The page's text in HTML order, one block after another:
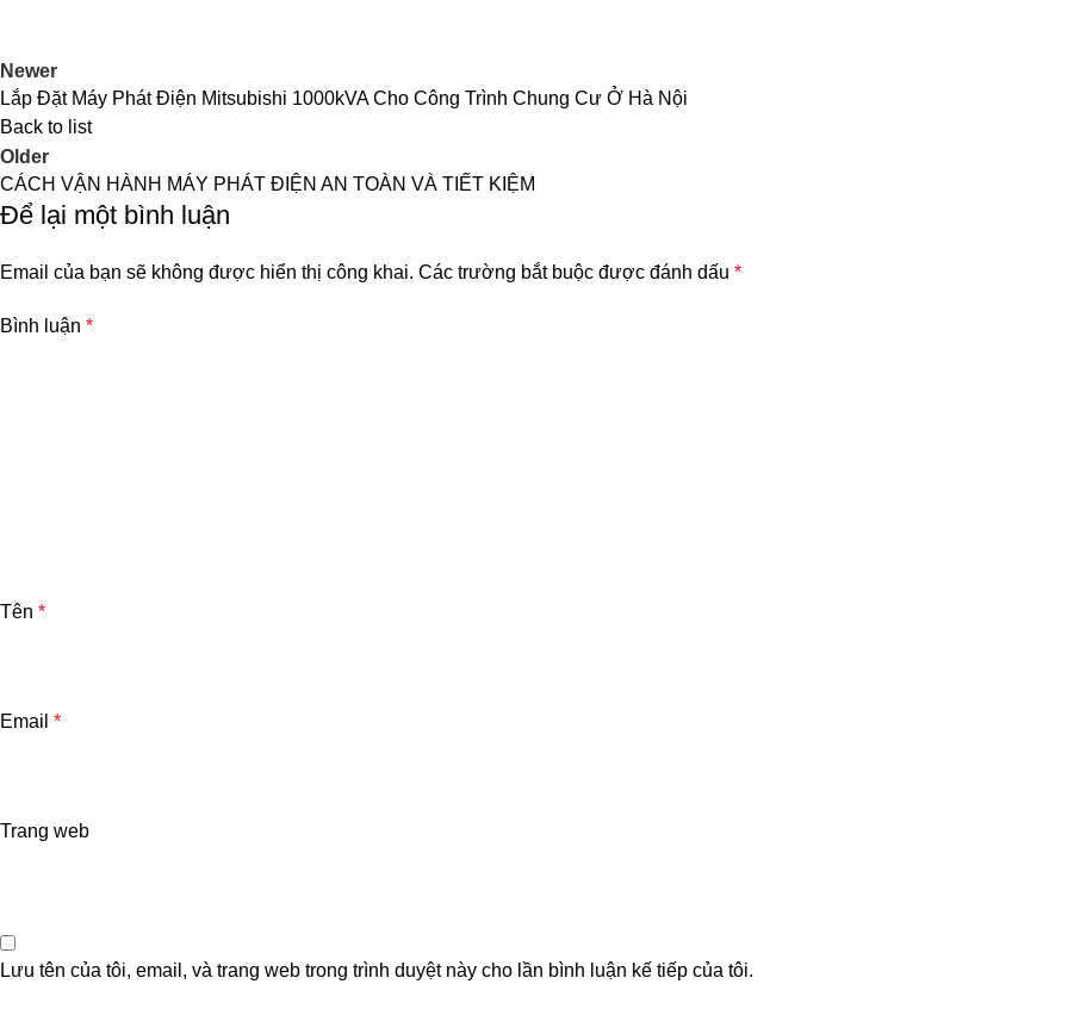
Newer
Lắp Đặt Máy Phát Điện Mitsubishi 1000kVA Cho Công Trình Chung Cư Ở Hà Nội
Back to list
Older
CÁCH VẬN HÀNH MÁY PHÁT ĐIỆN AN TOÀN VÀ TIẾT KIỆM
Để lại một bình luận
Email của bạn sẽ không được hiển thị công khai. Các trường bắt buộc được đánh dấu *
Bình luận *
Tên *
Email *
Trang web
Lưu tên của tôi, email, và trang web trong trình duyệt này cho lần bình luận kế tiếp của tôi.